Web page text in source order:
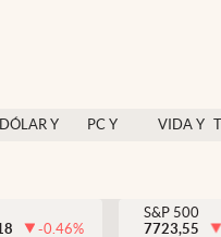
DÓLAR Y
PC Y
VIDA Y
México
-0.46%
S&P 500
7723,55